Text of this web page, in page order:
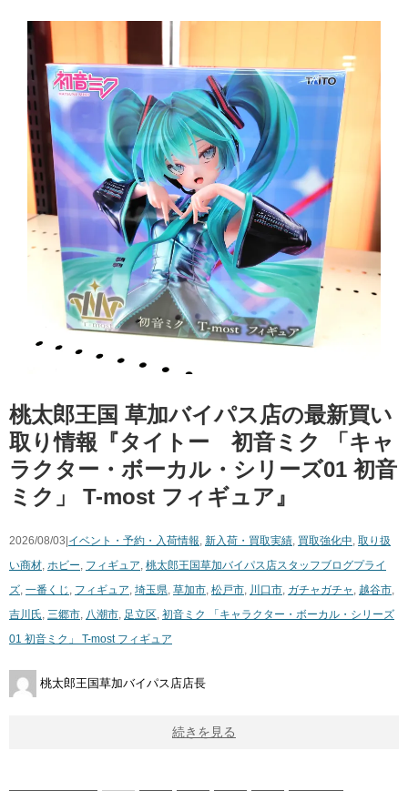
桃太郎王国 草加バイパス店の最新買い
取り情報『タイトー 初音ミク ​「キャ
ラクター・ボーカル・シリーズ01 ​初音
ミク」 ​T-most ​フィギュア』
2026/08/03|イベント・予約・入荷情報, 新入荷・買取実績, 買取強化中, 取り扱
い商材, ホビー, フィギュア, 桃太郎王国草加バイパス店スタッフブログプライ
ズ, 一番くじ , フィギュア, 埼玉県, 草加市, 松戸市, 川口市, ガチャガチャ , 越谷市,
吉川氏, 三郷市, 八潮市, 足立区, 初音ミク ​「キャラクター・ボーカル・シリーズ
01 ​初音ミク」 ​T-most ​フィギュア
桃太郎王国草加バイパス店店長
続きを見る